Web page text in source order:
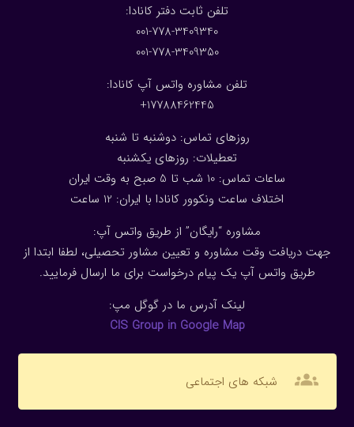
:تلفن ثابت دفتر کانادا
001-778-3409340
001-778-3409350
تلفن مشاوره واتس آپ کانادا:
17788462445+
روزهای تماس: دوشنبه تا شنبه
تعطیلات: روزهای یکشنبه
ساعات تماس: 10 شب تا 5 صبح به وقت ایران
اختلاف ساعت ونکوور کانادا با ایران: 1 2 ساعت
مشاوره “رایگان” از طریق واتس آپ:
جهت دریافت وقت مشاوره و تعیین مشاور تحصیلی، لطفا ابتدا از
طریق واتس آپ یک پیام درخواست برای ما ارسال فرمایید.
لینک آدرس ما در گوگل مپ:
CIS Group in Google Map
groups شبکه های اجتماعی